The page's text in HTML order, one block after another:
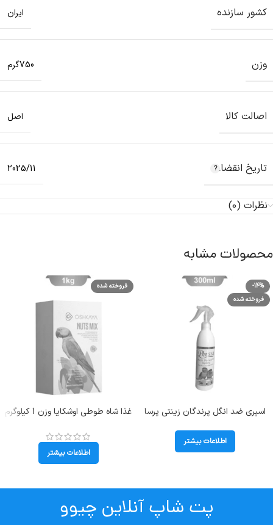
کشور سازنده ایران
وزن 750گرم
اصالت کالا اصل
تاریخ انقضاء 2025/11
نظرات (0)
محصولات مشابه
-14%
فروخته شده
اسپری ضد انگل پرندگان زینتی پرسا
Parasite Spray
اطلاعات بیشتر
فروخته شده
غذا شاه طوطی اوشکایا وزن 1 کیلوگرم
اطلاعات بیشتر
پت شاپ آنلاین چیوو